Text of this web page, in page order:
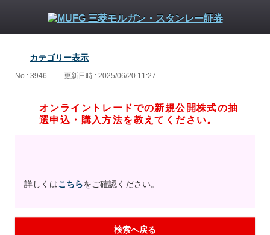
カテゴリー表示
No : 3946 更新日時 : 2025/06/20 11:27
オンライントレードでの新規公開株式の抽
選申込・購入方法を教えてください。
詳しくはこちらをご確認ください。
検索へ戻る